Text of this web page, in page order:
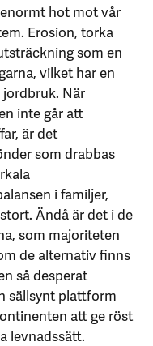
hot mot vår
Erosion, torka
som en
vilket har en
jordbruk. När
inte går att
är det
som drabbas
i familjer,
Ändå är det i de
som majoriteten
de alternativ finns
så desperat
sällsynt plattform
att ge röst
levnadssätt.